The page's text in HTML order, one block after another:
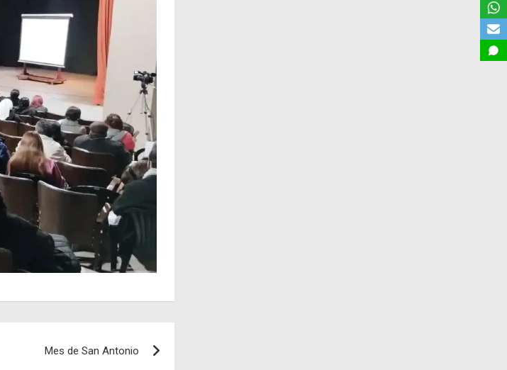
Mes de San Antonio